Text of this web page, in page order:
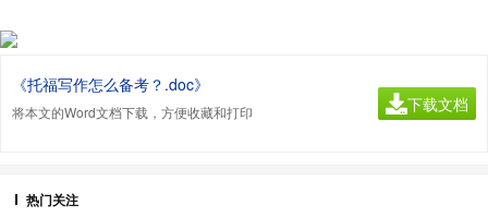
《托福写作怎么备考？.doc》
将本文的Word文档下载，方便收藏和打印 下载文档
热门关注